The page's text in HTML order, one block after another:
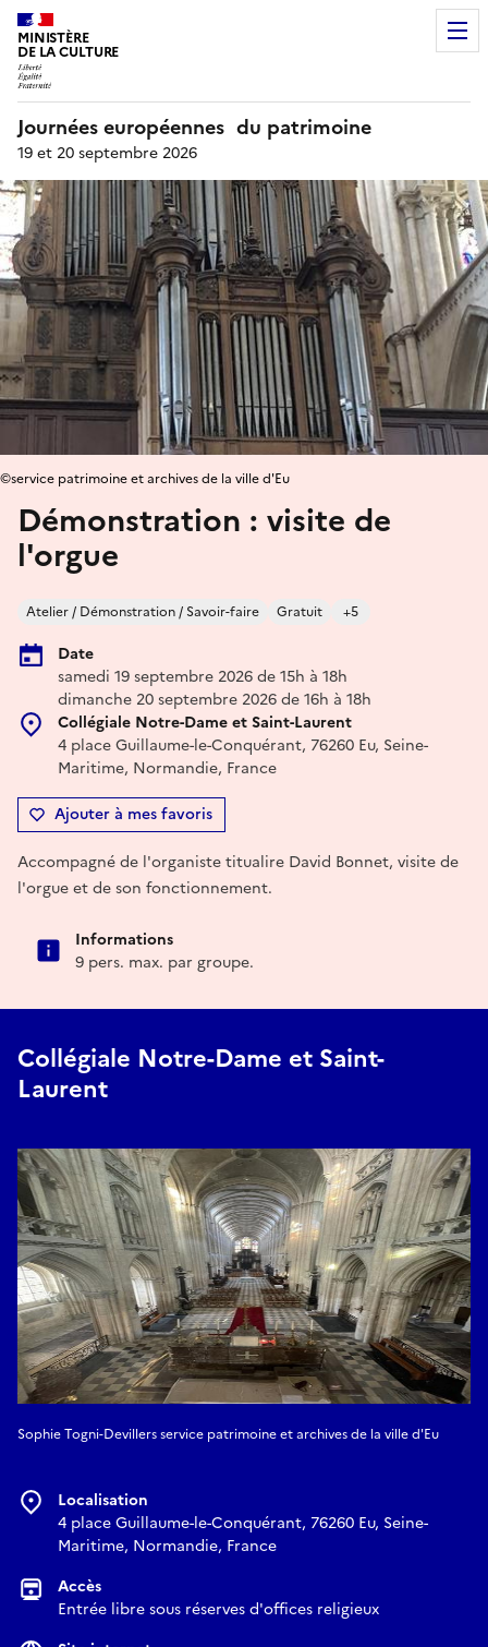
MINISTÈRE
DE LA CULTURE
Journées européennes du patrimoine
19 et 20 septembre 2026
Démonstration : visite de
l'orgue
Atelier / Démonstration / Savoir-faire Gratuit +5
Date
samedi 19 septembre 2026 de 15h à 18h
dimanche 20 septembre 2026 de 16h à 18h
Collégiale Notre-Dame et Saint-Laurent
4 place Guillaume-le-Conquérant, 76260 Eu, Seine-
Maritime, Normandie, France
Ajouter à mes favoris
©service patrimoine et archives de la ville d'Eu
Accompagné de l'organiste titualire David Bonnet, visite de
l'orgue et de son fonctionnement.
Informations
9 pers. max. par groupe.
Collégiale Notre-Dame et Saint-
Laurent
Sophie Togni-Devillers service patrimoine et archives de la ville d'Eu
Localisation
4 place Guillaume-le-Conquérant, 76260 Eu, Seine-
Maritime, Normandie, France
Accès
Entrée libre sous réserves d'offices religieux